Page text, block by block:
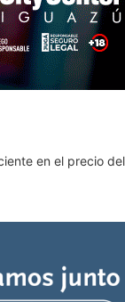
en el precio